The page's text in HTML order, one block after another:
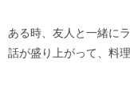
ある時、友人と一緒に
話が盛り上がって、料